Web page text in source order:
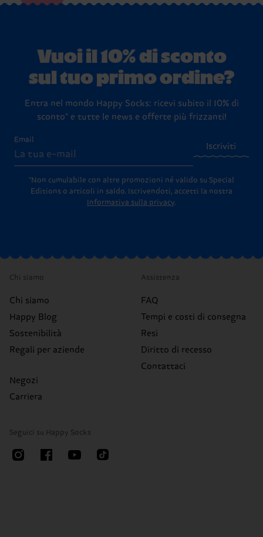
Vuoi il 10% di sconto
sul tuo primo ordine?
Entra nel mondo Happy Socks: ricevi subito il 10% di
sconto* e tutte le news e offerte più frizzanti!
Email
Iscriviti
*Non cumulabile con altre promozioni né valido su Special
Editions o articoli in saldo.
Iscrivendoti, accetti la nostra
Informativa sulla privacy.
Chi siamo
Chi siamo
Happy Blog
Sostenibilità
Regali per aziende
Negozi
Carriera
Assistenza
FAQ
Tempi e costi di consegna
Resi
Diritto di recesso
Contattaci
Seguici su Happy Socks